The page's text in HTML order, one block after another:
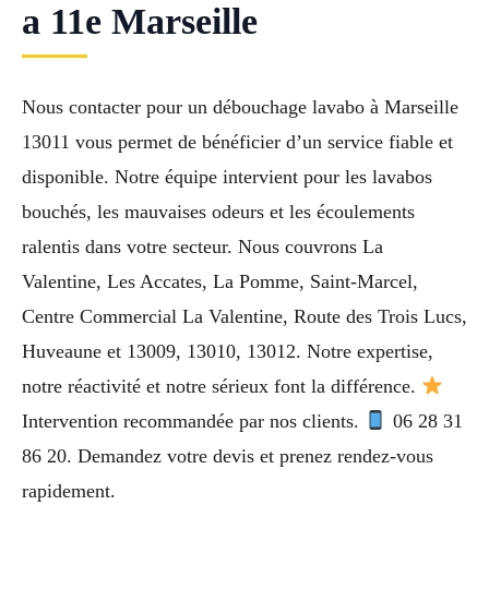
a 11e Marseille
Nous contacter pour un débouchage lavabo à Marseille
13011 vous permet de bénéficier d’un service fiable et
disponible. Notre équipe intervient pour les lavabos
bouchés, les mauvaises odeurs et les écoulements
ralentis dans votre secteur. Nous couvrons La
Valentine, Les Accates, La Pomme, Saint-Marcel,
Centre Commercial La Valentine, Route des Trois Lucs,
Huveaune et 13009, 13010, 13012. Notre expertise,
notre réactivité et notre sérieux font la différence.
Intervention recommandée par nos clients.
06 28 31
86 20. Demandez votre devis et prenez rendez-vous
rapidement.